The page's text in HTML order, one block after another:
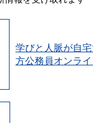
学びと人脈が自
方公務員オンラ